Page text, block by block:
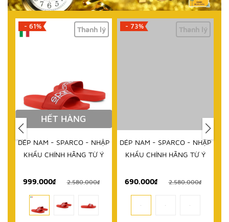
- 61% Thanh lý
HẾT HÀNG
DÉP NAM - SPARCO - NHẬP
KHẨU CHÍNH HÃNG TỪ Ý
999.000₫ 2.580.000₫
- 73% Thanh lý
DÉP NAM - SPARCO - NHẬP
KHẨU CHÍNH HÃNG TỪ Ý
690.000₫ 2.580.000₫